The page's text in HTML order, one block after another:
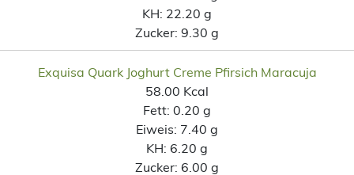
KH: 22.20 g
Zucker: 9.30 g
Exquisa Quark Joghurt Creme Pfirsich Maracuja
58.00 Kcal
Fett: 0.20 g
Eiweis: 7.40 g
KH: 6.20 g
Zucker: 6.00 g